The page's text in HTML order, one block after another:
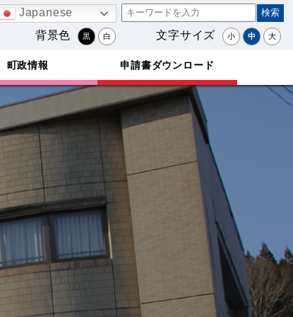
Japanese
背景色 黒 白 文字サイズ 小 中 大
町政情報 申請書ダウンロード